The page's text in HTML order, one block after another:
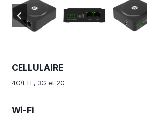
CELLULAIRE
4G/LTE, 3G et 2G
Wi-Fi